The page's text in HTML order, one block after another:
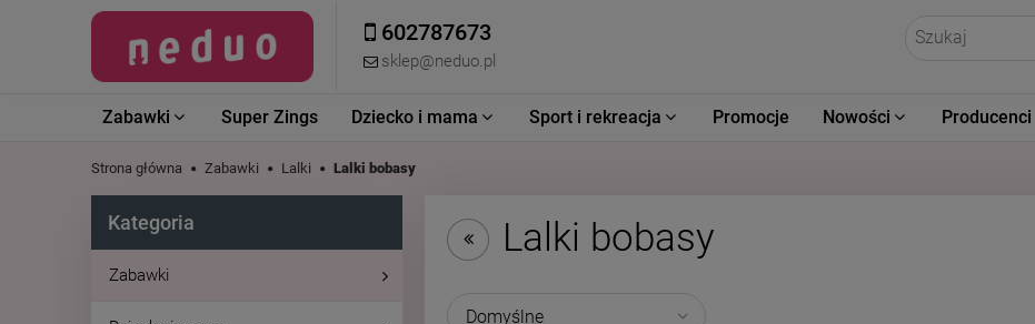
602787673
sklep@neduo.pl
Zabawki Super Zings Dziecko i mama Sport i rekreacja Promocje Nowości Producenci
Strona główna Zabawki Lalki Lalki bobasy
Kategoria
Zabawki
Lalki bobasy